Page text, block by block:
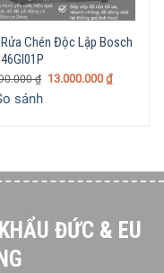
Chén Độc Lập Bosch
₫ 13.000.000 ₫
sánh
ĐỨC & EU